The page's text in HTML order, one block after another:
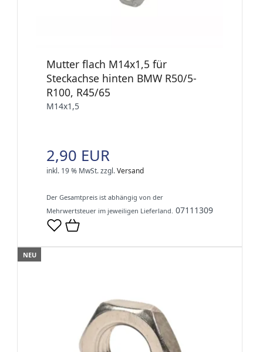
Mutter flach M14x1,5 für
Steckachse hinten BMW R50/5-
R100, R45/65
M14x1,5
2,90 EUR
inkl. 19 % MwSt.zzgl.Versand
Der Gesamtpreis ist abhängig von der
Mehrwertsteuer im jeweiligen Lieferland. 07111309
NEU